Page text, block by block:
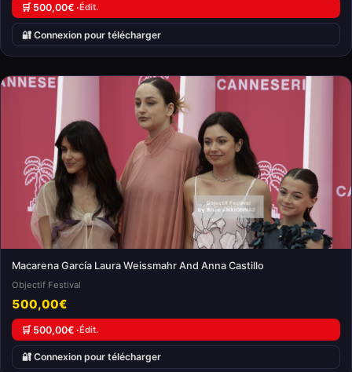
🛒 500,00€ ·Édit.
🔐 Connexion pour télécharger
Macarena García Laura Weissmahr And Anna Castillo
Objectif Festival
500,00€
🛒 500,00€ ·Édit.
🔐 Connexion pour télécharger